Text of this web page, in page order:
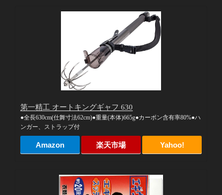
第一精工 オートキングギャフ 630
●全長630cm(仕舞寸法62cm)●重量(本体)665g●カーボン含有率80%●ハ
ンガー、ストラップ付
Amazon 楽天市場 Yahoo!